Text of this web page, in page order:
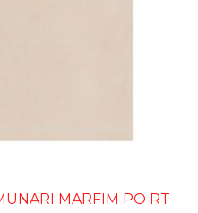
MARFIM PO RT